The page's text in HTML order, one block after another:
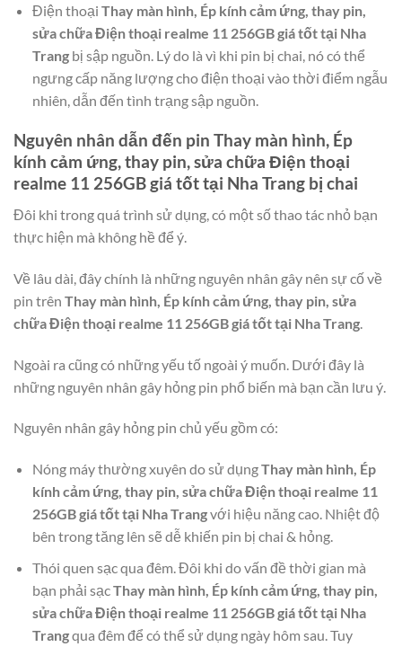
Điện thoại Thay màn hình, Ép kính cảm ứng, thay pin,
sửa chữa Điện thoại realme 11 256GB giá tốt tại Nha
Trangbị sập nguồn. Lý do là vì khi pin bị chai, nó có thể
ngưng cấp năng lượng cho điện thoại vào thời điểm ngẫu
nhiên, dẫn đến tình trạng sập nguồn.
Nguyên nhân dẫn đến pin Thay màn hình, Ép
kính cảm ứng, thay pin, sửa chữa Điện thoại
realme 11 256GB giá tốt tại Nha Trang bị chai
Đôi khi trong quá trình sử dụng, có một số thao tác nhỏ bạn
thực hiện mà không hề để ý.
Về lâu dài, đây chính là những nguyên nhân gây nên sự cố về
pin trên Thay màn hình, Ép kính cảm ứng, thay pin, sửa
chữa Điện thoại realme 11 256GB giá tốt tại Nha Trang.
Ngoài ra cũng có những yếu tố ngoài ý muốn. Dưới đây là
những nguyên nhân gây hỏng pin phổ biến mà bạn cần lưu ý.
Nguyên nhân gây hỏng pin chủ yếu gồm có:
Nóng máy thường xuyên do sử dụngThay màn hình, Ép
kính cảm ứng, thay pin, sửa chữa Điện thoại realme 11
256GB giá tốt tại Nha Trangvới hiệu năng cao. Nhiệt độ
bên trong tăng lên sẽ dễ khiến pin bị chai & hỏng.
Thói quen sạc qua đêm. Đôi khi do vấn đề thời gian mà
bạn phải sạcThay màn hình, Ép kính cảm ứng, thay pin,
sửa chữa Điện thoại realme 11 256GB giá tốt tại Nha
Trangqua đêm để có thể sử dụng ngày hôm sau. Tuy